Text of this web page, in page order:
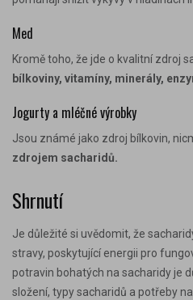
Med
Kromě toho, že jde o kvalitní zdroj
bílkoviny, vitamíny, minerály,
Jogurty a mléčné výrobky
Jsou známé jako zdroj bílkovin,
zdrojem sacharidů.
Shrnutí
Je důležité si uvědomit, že
stravy, poskytující energii pro
potravin bohatých na sacharidy je
složení, typy sacharidů a potřeby